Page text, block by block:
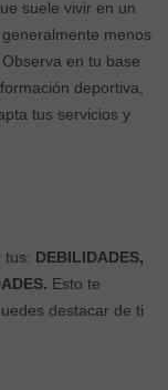
suele vivir en un
menos
en tu base
deportiva,
tus servicios y
tus: DEBILIDADES,
Esto te
destacar de ti